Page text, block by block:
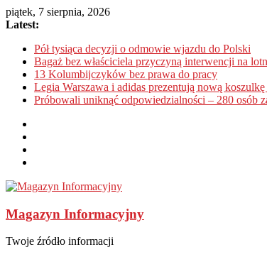
piątek, 7 sierpnia, 2026
Latest:
Pół tysiąca decyzji o odmowie wjazdu do Polski
Bagaż bez właściciela przyczyną interwencji na
13 Kolumbijczyków bez prawa do pracy
Legia Warszawa i adidas prezentują nową
Próbowali uniknąć odpowiedzialności – 280 osób
Magazyn Informacyjny
Twoje źródło informacji